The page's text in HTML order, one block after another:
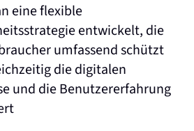
eine flexible
entwickelt, die
umfassend schützt
die digitalen
und die Benutzererfahrung